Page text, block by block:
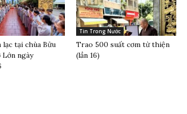
lạc tại chùa Bửu
Lớn ngày
Tin Trong Nước
Trao 500 suất cơm từ thiện
(lần 16)